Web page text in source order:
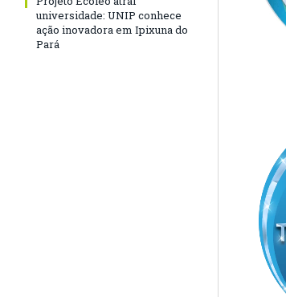
universidade: UNIP conhece
ação inovadora em Ipixuna do
Pará